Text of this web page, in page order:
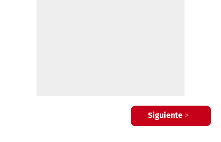
Siguiente >